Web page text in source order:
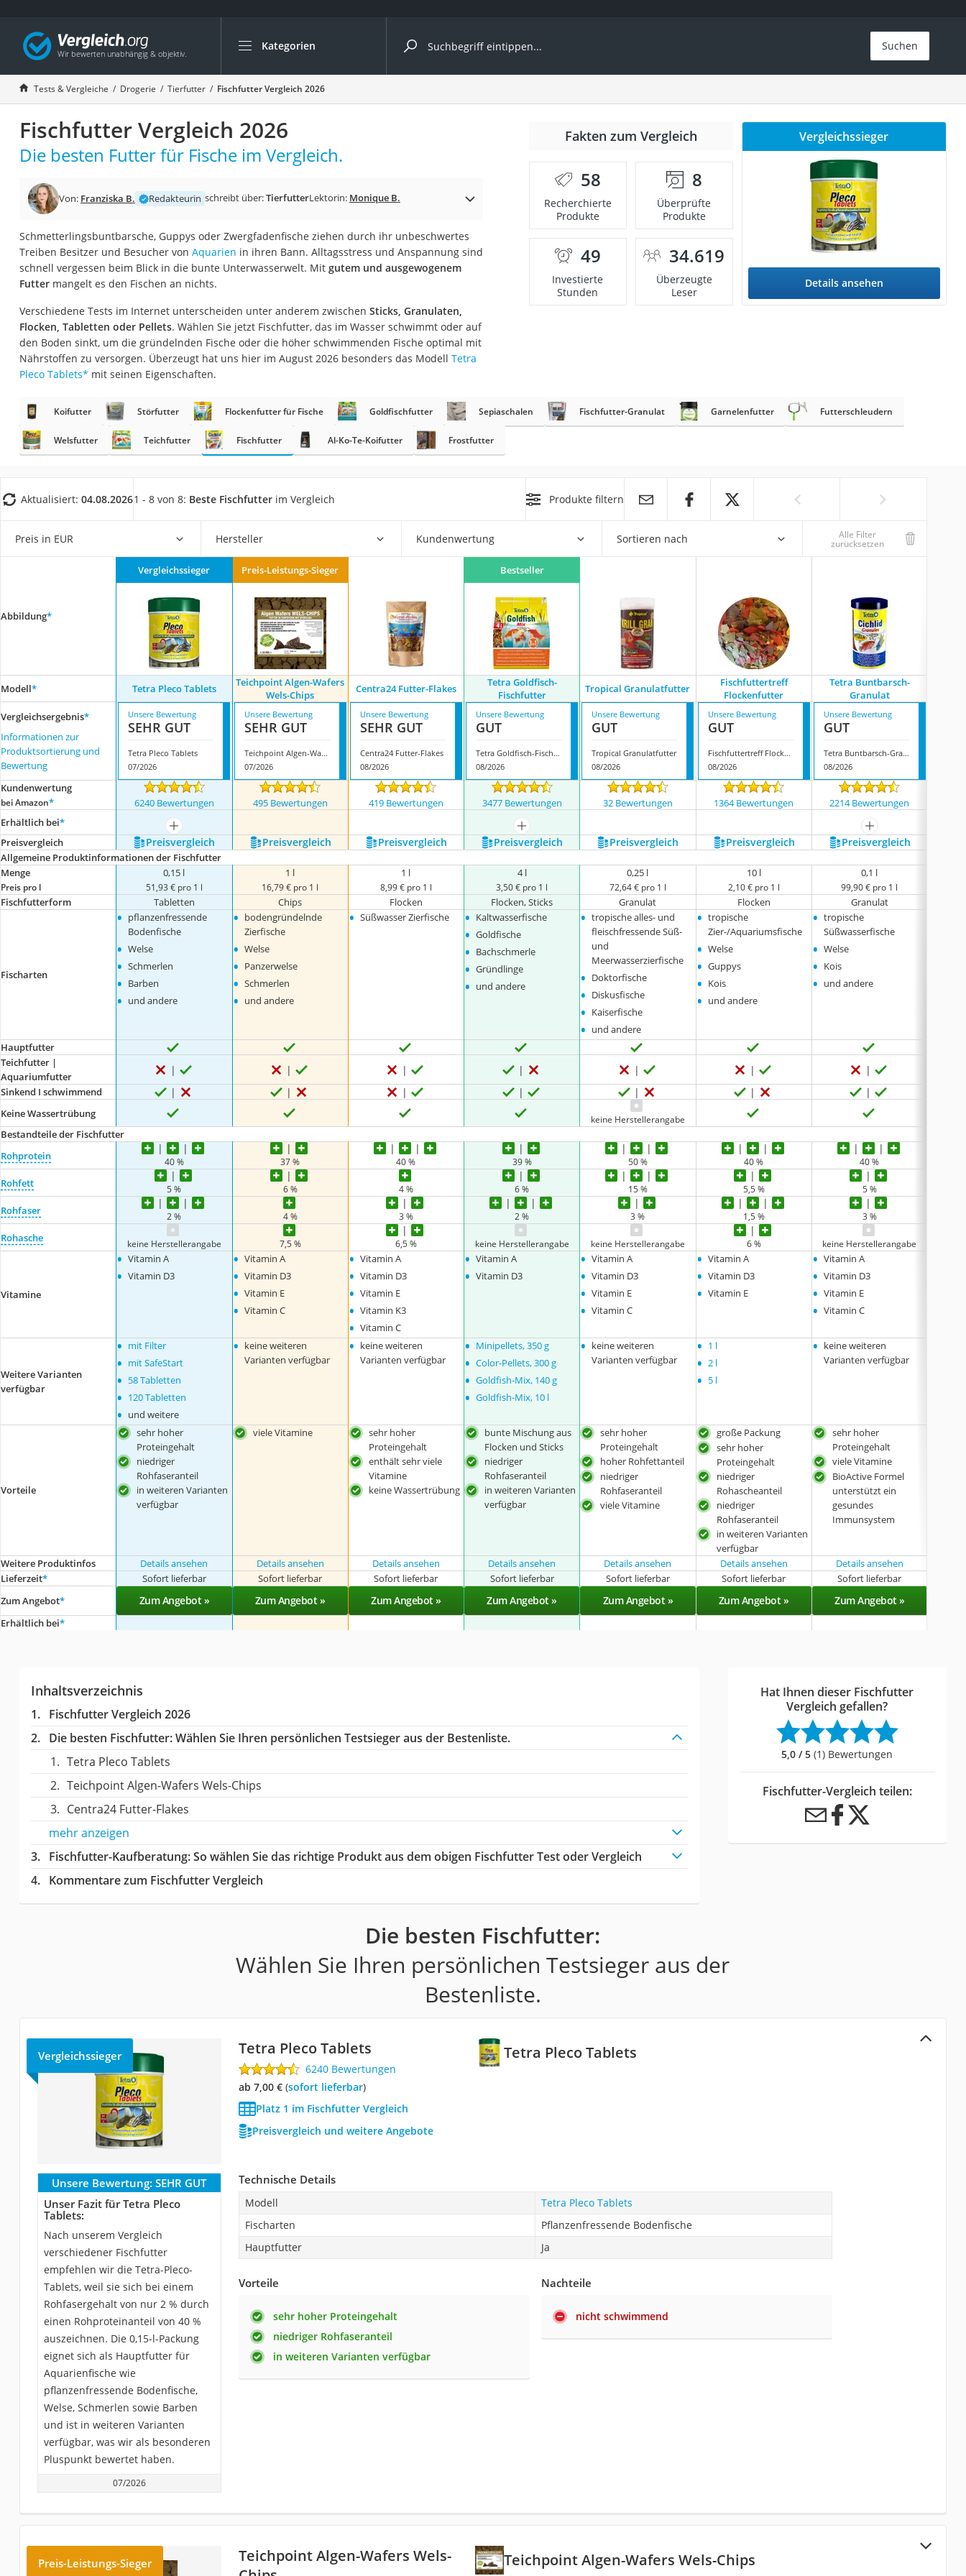
Kategorien
Die beliebtesten Vergleiche nach Kategorie
Drogerie
Inhalator
Haarschneider
Rollator
Braun Rasierer
Katzenklappe (Chip)
Masturbator
Massagepistole
Reisehaartrockner
Eiweißpulver
Magnesiumpräparat
Zeckenschutz Katze
leichter Haartrockner
Schildkrötenhaus
Massagegerät
Service
Suchen
Tests & Vergleiche Drogerie Tierfutter Fischfutter Vergleich 2026
Fischfutter Vergleich 2026
Die besten Futter für Fische im Vergleich.
Von: Franziska B. Redakteurin schreibt über:TierfutterLektorin: Monique B.
Schmetterlingsbuntbarsche, Guppys oder Zwergfadenfische ziehen durch ihr unbeschwertes
Treiben Besitzer und Besucher von Aquarien in ihren Bann. Alltagsstress und Anspannung sind
schnell vergessen beim Blick in die bunte Unterwasserwelt. Mit gutem und ausgewogenem
Futtermangelt es den Fischen an nichts.
Verschiedene Tests im Internet unterscheiden unter anderem zwischen Sticks, Granulaten,
Flocken, Tabletten oder Pellets. Wählen Sie jetzt Fischfutter, das im Wasser schwimmt oder auf
den Boden sinkt, um die gründelnden Fische oder die höher schwimmenden Fische optimal mit
Nährstoffen zu versorgen. Überzeugt hat uns hier im August 2026 besonders das Modell Tetra
Pleco Tablets* mit seinen Eigenschaften.
Fakten zum Vergleich
58
Recherchierte
Produkte
8
Überprüfte
Produkte
49
Investierte
Stunden
34.619
Überzeugte
Leser
Vergleichssieger
Details ansehen
Koifutter Störfutter Flockenfutter für Fische Goldfischfutter Sepiaschalen Fischfutter-Granulat Garnelenfutter Futterschleudern
Welsfutter Teichfutter Fischfutter Al-Ko-Te-Koifutter Frostfutter
Aktualisiert: 04.08.20261 - 8 von 8: Beste Fischfutter im Vergleich Produkte filtern
Preis in EUR Hersteller Kundenwertung Sortieren nach Alle Filter
zurücksetzen
Abbildung*
Vergleichssieger Preis-Leistungs-Sieger Bestseller
Modell* Tetra Pleco Tablets
Teichpoint Algen-Wafers
Wels-Chips
Centra24 Futter-Flakes
Tetra Goldfisch-
Fischfutter
Tropical Granulatfutter
Fischfuttertreff
Flockenfutter
Tetra Buntbarsch-
Granulat
Vergleichsergebnis*
Informationen zur
Produktsortierung und
Bewertung
Unsere Bewertung
SEHR GUT
Tetra Pleco Tablets
07/2026
Unsere Bewertung
SEHR GUT
Teichpoint Algen-Wafers Wels-Chips
07/2026
Unsere Bewertung
SEHR GUT
Centra24 Futter-Flakes
08/2026
Unsere Bewertung
GUT
Tetra Goldfisch-Fischfutter
08/2026
Unsere Bewertung
GUT
Tropical Granulatfutter
08/2026
Unsere Bewertung
GUT
Fischfuttertreff Flockenfutter
08/2026
Unsere Bewertung
GUT
Tetra Buntbarsch-Granulat
08/2026
Kundenwertung
bei Amazon* 6240 Bewertungen 495 Bewertungen 419 Bewertungen 3477 Bewertungen 32 Bewertungen 1364 Bewertungen 2214 Bewertungen
Erhältlich bei*
mehr anzeigen mehr anzeigen
mehr anzeigen
Preis­vergleich
Preis­vergleich Preis­vergleich Preis­vergleich Preis­vergleich Preis­vergleich Preis­vergleich Preis­vergleich
Allgemeine Produktinformationen der Fischfutter
Menge
Preis pro l
0,15 l
51,93 € pro 1 l
1 l
16,79 € pro 1 l
1 l
8,99 € pro 1 l
4 l
3,50 € pro 1 l
0,25 l
72,64 € pro 1 l
10 l
2,10 € pro 1 l
0,1 l
99,90 € pro 1 l
Fischfutterform Tabletten Chips Flocken Flocken, Sticks Granulat Flocken Granulat
Fischarten
• pflanzenfressende
Bodenfische
• Welse
• Schmerlen
• Barben
• und andere
• bodengründelnde
Zierfische
• Welse
• Panzerwelse
• Schmerlen
• und andere
• Süßwasser Zierfische • Kaltwasserfische
• Goldfische
• Bachschmerle
• Gründlinge
• und andere
• tropische alles- und
fleischfressende Süß-
und
Meerwasserzierfische
• Doktorfische
• Diskusfische
• Kaiserfische
• und andere
• tropische
Zier-/Aquariumsfische
• Welse
• Guppys
• Kois
• und andere
• tropische
Süßwasserfische
• Welse
• Kois
• und andere
Hauptfutter
Teichfutter |
Aquariumfutter
Sinkend I schwimmend
Keine Wassertrübung
keine Herstellerangabe
Bestandteile der Fischfutter
Rohprotein
40 % 37 % 40 % 39 % 50 % 40 % 40 %
Rohfett 5 % 6 % 4 % 6 % 15 % 5,5 % 5 %
Rohfaser 2 % 4 % 3 % 2 % 3 % 1,5 % 3 %
Rohasche keine Herstellerangabe 7,5 % 6,5 % keine Herstellerangabe keine Herstellerangabe 6 % keine Herstellerangabe
Vitamine
• Vitamin A
• Vitamin D3
• Vitamin A
• Vitamin D3
• Vitamin E
• Vitamin C
• Vitamin A
• Vitamin D3
• Vitamin E
• Vitamin K3
• Vitamin C
• Vitamin A
• Vitamin D3
• Vitamin A
• Vitamin D3
• Vitamin E
• Vitamin C
• Vitamin A
• Vitamin D3
• Vitamin E
• Vitamin A
• Vitamin D3
• Vitamin E
• Vitamin C
Weitere Varianten
verfügbar
• mit Filter
• mit SafeStart
• 58 Tabletten
• 120 Tabletten
• und weitere
• keine weiteren
Varianten verfügbar
• keine weiteren
Varianten verfügbar
• Minipellets, 350 g
• Color-Pellets, 300 g
• Goldfish-Mix, 140 g
• Goldfish-Mix, 10 l
• keine weiteren
Varianten verfügbar
• 1 l
• 2 l
• 5 l
• keine weiteren
Varianten verfügbar
Vorteile
sehr hoher
Proteingehalt
niedriger
Rohfaseranteil
in weiteren Varianten
verfügbar
viele Vitamine
sehr hoher
Proteingehalt
enthält sehr viele
Vitamine
keine Wassertrübung
bunte Mischung aus
Flocken und Sticks
niedriger
Rohfaseranteil
in weiteren Varianten
verfügbar
sehr hoher
Proteingehalt
hoher Rohfettanteil
niedriger
Rohfaseranteil
viele Vitamine
große Packung
sehr hoher
Proteingehalt
niedriger
Rohascheanteil
niedriger
Rohfaseranteil
in weiteren Varianten
verfügbar
sehr hoher
Proteingehalt
viele Vitamine
BioActive Formel
unterstützt ein
gesundes
Immunsystem
Weitere Produktinfos Details ansehen Details ansehen Details ansehen Details ansehen Details ansehen Details ansehen
Details ansehen
Lieferzeit* Sofort lieferbar Sofort lieferbar Sofort lieferbar Sofort lieferbar Sofort lieferbar Sofort lieferbar Sofort lieferbar
Zum Angebot* Zum Angebot » Zum Angebot » Zum Angebot » Zum Angebot » Zum Angebot » Zum Angebot » Zum Angebot »
Erhältlich bei*
Inhaltsverzeichnis
Fischfutter Vergleich 2026
Die besten Fischfutter:Wählen Sie Ihren persönlichen Testsieger aus der Bestenliste.
Tetra Pleco Tablets
Teichpoint Algen-Wafers Wels-Chips
Centra24 Futter-Flakes
mehr anzeigen
Fischfutter-Kaufberatung: So wählen Sie das richtige Produkt aus dem obigen Fischfutter Test oder Vergleich
Kommentare zum Fischfutter Vergleich
Hat Ihnen dieser Fischfutter
Vergleich gefallen?
5,0 / 5 (1) Bewertungen
Fischfutter-Vergleich teilen:
Die besten Fischfutter:
Wählen Sie Ihren persönlichen Testsieger aus der
Bestenliste.
Tetra Pleco Tablets
Vergleichssieger Tetra Pleco Tablets
6240 Bewertungen
ab 7,00 €( Sofort lieferbar)
Platz 1 im Fischfutter Vergleich
Preisvergleich und weitere Angebote
Unsere Bewertung: SEHR GUT
Unser Fazit für Tetra Pleco
Tablets:
Nach unserem Vergleich
verschiedener Fischfutter
empfehlen wir die Tetra-Pleco-
Tablets, weil sie sich bei einem
Rohfasergehalt von nur 2 % durch
einen Rohproteinanteil von 40 %
auszeichnen. Die 0,15-l-Packung
eignet sich als Hauptfutter für
Aquarienfische wie
pflanzenfressende Bodenfische,
Welse, Schmerlen sowie Barben
und ist in weiteren Varianten
verfügbar, was wir als besonderen
Pluspunkt bewertet haben.
07/2026
Technische Details
Modell
Tetra Pleco Tablets
Fischarten
Pflanzenfressende Bodenfische
Hauptfutter
Ja
Vorteile
sehr hoher Proteingehalt
niedriger Rohfaseranteil
in weiteren Varianten verfügbar
Nachteile
nicht schwimmend
Teichpoint Algen-Wafers Wels-Chips
Preis-Leistungs-Sieger
Teichpoint Algen-Wafers Wels-